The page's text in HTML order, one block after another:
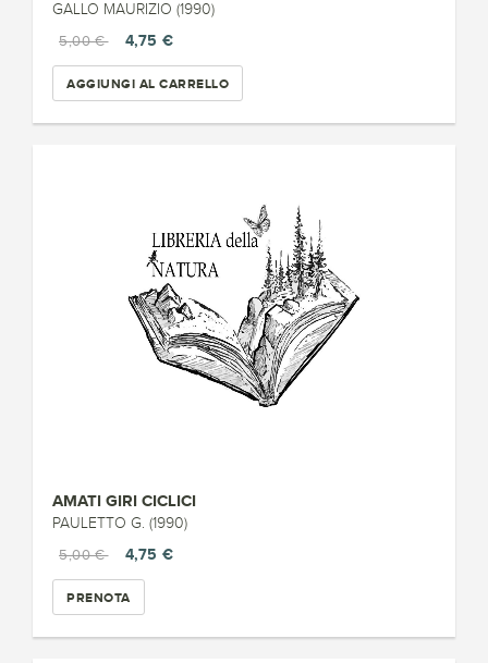
GALLO MAURIZIO (1990)
5,00 €
4,75 €
AGGIUNGI AL CARRELLO
AMATI GIRI CICLICI
PAULETTO G. (1990)
5,00 €
4,75 €
PRENOTA